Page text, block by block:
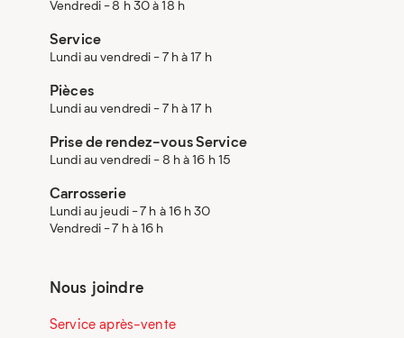
Vendredi - 8 h 30 à 18 h
Service
Lundi au vendredi - 7 h à 17 h
Pièces
Lundi au vendredi - 7 h à 17 h
Prise de rendez-vous Service
Lundi au vendredi - 8 h à 16 h 15
Carrosserie
Lundi au jeudi - 7 h à 16 h 30
Vendredi - 7 h à 16 h
Nous joindre
Service après-vente